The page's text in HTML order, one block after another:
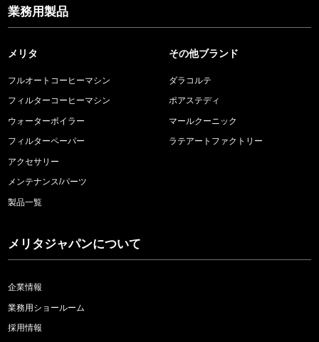
業務用製品
メリタ
フルオートコーヒーマシン
フィルターコーヒーマシン
ウォーターボイラー
フィルターペーパー
アクセサリー
メンテナンス/パーツ
製品一覧
その他ブランド
ダラコルテ
ポアステディ
マールクーニック
ラテアートファクトリー
メリタジャパンについて
企業情報
業務用ショールーム
採用情報